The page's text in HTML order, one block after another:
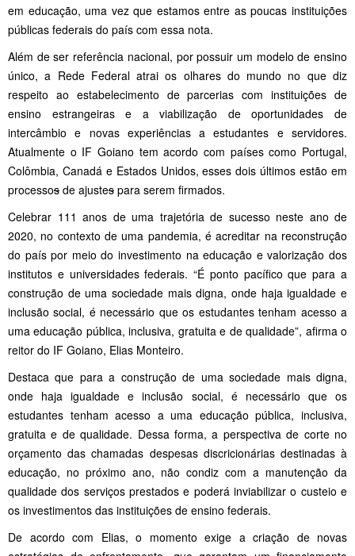
em educação, uma vez que estamos entre as poucas instituições
públicas federais do país com essa nota.
Além de ser referência nacional, por possuir um modelo de ensino
único, a Rede Federal atrai os olhares do mundo no que diz
respeito ao estabelecimento de parcerias com instituições de
ensino estrangeiras e a viabilização de oportunidades de
intercâmbio e novas experiências a estudantes e servidores.
Atualmente o IF Goiano tem acordo com países como Portugal,
Colômbia, Canadá e Estados Unidos, esses dois últimos estão em
processos de ajustes para serem firmados.
Celebrar 111 anos de uma trajetória de sucesso neste ano de
2020, no contexto de uma pandemia, é acreditar na reconstrução
do país por meio do investimento na educação e valorização dos
institutos e universidades federais. “É ponto pacífico que para a
construção de uma sociedade mais digna, onde haja igualdade e
inclusão social, é necessário que os estudantes tenham acesso a
uma educação pública, inclusiva, gratuita e de qualidade”, afirma o
reitor do IF Goiano, Elias Monteiro.
Destaca que para a construção de uma sociedade mais digna,
onde haja igualdade e inclusão social, é necessário que os
estudantes tenham acesso a uma educação pública, inclusiva,
gratuita e de qualidade. Dessa forma, a perspectiva de corte no
orçamento das chamadas despesas discricionárias destinadas à
educação, no próximo ano, não condiz com a manutenção da
qualidade dos serviços prestados e poderá inviabilizar o custeio e
os investimentos das instituições de ensino federais.
De acordo com Elias, o momento exige a criação de novas